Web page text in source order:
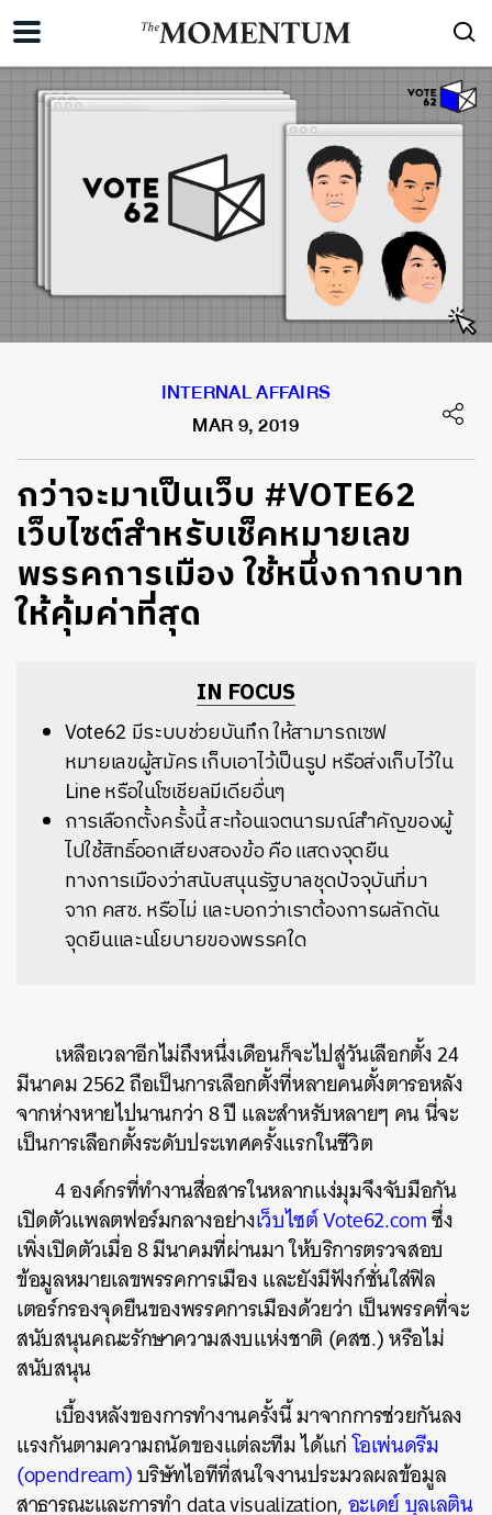
INTERNAL AFFAIRS
MAR 9, 2019
กว่าจะมาเป็นเว็บ #VOTE62
เว็บไซต์สำหรับเช็คหมายเลข
พรรคการเมือง ใช้หนึ่งกากบาท
ให้คุ้มค่าที่สุด
IN FOCUS
Vote62 มีระบบช่วยบันทึก ให้สามารถเซฟ
หมายเลขผู้สมัคร เก็บเอาไว้เป็นรูป หรือส่งเก็บไว้ใน
Line หรือในโซเชียลมีเดียอื่นๆ
การเลือกตั้งครั้งนี้ สะท้อนเจตนารมณ์สำคัญของผู้
ไปใช้สิทธิ์ออกเสียงสองข้อ คือ แสดงจุดยืน
ทางการเมืองว่าสนับสนุนรัฐบาลชุดปัจจุบันที่มา
จาก คสช. หรือไม่ และบอกว่าเราต้องการผลักดัน
จุดยืนและนโยบายของพรรคใด
เหลือเวลาอีกไม่ถึงหนึ่งเดือนก็จะไปสู่วันเลือกตั้ง 24
มีนาคม 2562 ถือเป็นการเลือกตั้งที่หลายคนตั้งตารอหลัง
จากห่างหายไปนานกว่า 8 ปี และสำหรับหลายๆ คน นี่จะ
เป็นการเลือกตั้งระดับประเทศครั้งแรกในชีวิต
4 องค์กรที่ทำงานสื่อสารในหลากแง่มุมจึงจับมือกัน
เปิดตัวแพลตฟอร์มกลางอย่างเว็บไซต์ Vote62.comซึ่ง
เพิ่งเปิดตัวเมื่อ 8 มีนาคมที่ผ่านมา ให้บริการตรวจสอบ
ข้อมูลหมายเลขพรรคการเมือง และยังมีฟังก์ชั่นใส่ฟิล
เตอร์กรองจุดยืนของพรรคการเมืองด้วยว่า เป็นพรรคที่จะ
สนับสนุนคณะรักษาความสงบแห่งชาติ (คสช.) หรือไม่
สนับสนุน
เบื้องหลังของการทำงานครั้งนี้ มาจากการช่วยกันลง
แรงกันตามความถนัดของแต่ละทีม ได้แก่โอเพ่นดรีม
(opendream)บริษัทไอทีที่สนใจงานประมวลผลข้อมูล
สาธารณะและการทำ data visualization,อะเดย์ บุลเลติน